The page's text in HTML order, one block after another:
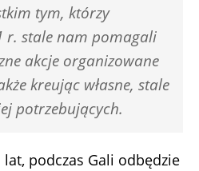
tym, którzy
r. stale nam pomagali
akcje organizowane
kreując własne, stale
potrzebujących.
podczas Gali odbędzie